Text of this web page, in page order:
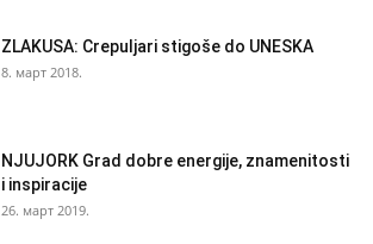
ZLAKUSA: Crepuljari stigoše do UNESKA
8. март 2018.
NJUJORK Grad dobre energije, znamenitosti
i inspiracije
26. март 2019.